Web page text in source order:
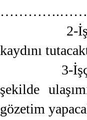
2-İşçinin
kaydını
3-İşçilerin,
şekilde
gözetim